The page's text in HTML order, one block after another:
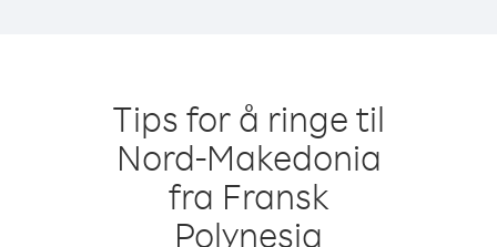
Tips for å ringe til
Nord-Makedonia
fra Fransk
Polynesia